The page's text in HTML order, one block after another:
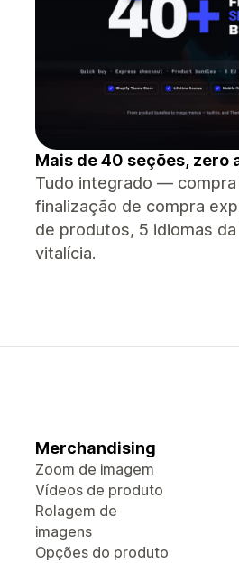
Mais de 40 seções, zero
Tudo integrado — compra
finalização de compra
de produtos, 5 idiomas
vitalícia.
Merchandising
Zoom de imagem
Vídeos de produto
Rolagem de
imagens
Opções do produto